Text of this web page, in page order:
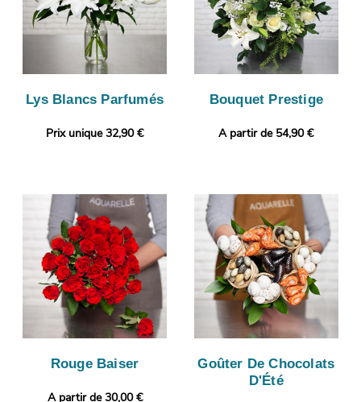
Lys Blancs Parfumés
Prix unique 32,90 €
Bouquet Prestige
A partir de 54,90 €
Rouge Baiser
A partir de 30,00 €
Goûter De Chocolats
D'Été